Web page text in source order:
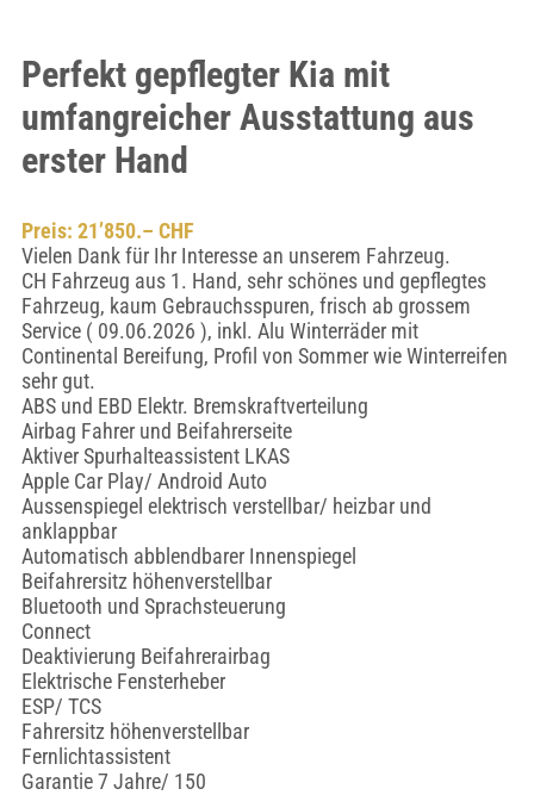
Perfekt gepflegter Kia mit
umfangreicher Ausstattung aus
erster Hand
Preis: 21’850.– CHF
Vielen Dank für Ihr Interesse an unserem Fahrzeug.
CH Fahrzeug aus 1. Hand, sehr schönes und gepflegtes
Fahrzeug, kaum Gebrauchsspuren, frisch ab grossem
Service ( 09.06.2026 ), inkl. Alu Winterräder mit
Continental Bereifung, Profil von Sommer wie Winterreifen
sehr gut.
ABS und EBD Elektr. Bremskraftverteilung
Airbag Fahrer und Beifahrerseite
Aktiver Spurhalteassistent LKAS
Apple Car Play/ Android Auto
Aussenspiegel elektrisch verstellbar/ heizbar und
anklappbar
Automatisch abblendbarer Innenspiegel
Beifahrersitz höhenverstellbar
Bluetooth und Sprachsteuerung
Connect
Deaktivierung Beifahrerairbag
Elektrische Fensterheber
ESP/ TCS
Fahrersitz höhenverstellbar
Fernlichtassistent
Garantie 7 Jahre/ 150